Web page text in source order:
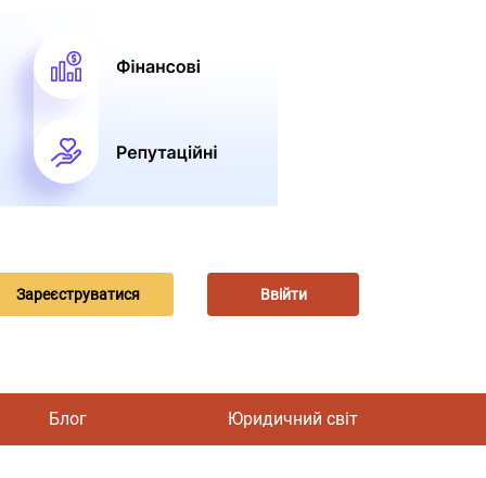
Зареєструватися Ввійти
Блог Юридичний світ